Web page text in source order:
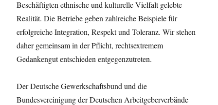
Beschäftigten ethnische und kulturelle Vielfalt gelebte
Realität. Die Betriebe geben zahlreiche Beispiele für
erfolgreiche Integration, Respekt und Toleranz. Wir stehen
daher gemeinsam in der Pflicht, rechtsextremem
Gedankengut entschieden entgegenzutreten.
Der Deutsche Gewerkschaftsbund und die
Bundesvereinigung der Deutschen Arbeitgeberverbände